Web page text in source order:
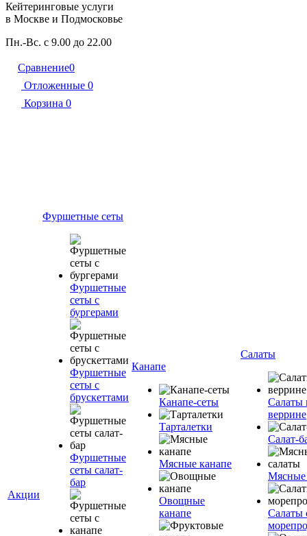
Кейтеринговые услуги
в Москве и Подмосковье
Пн.-Вс. с 9.00 до 22.00
Сравнение0
Отложенные 0
Корзина 0
Акции
Фуршетные сеты
Фуршетные
сеты с
бургерами
Фуршетные
сеты с
брускеттами
Фуршетные
сеты салат-
бар
Канапе
Канапе-сеты
Тарталетки
Мясные канапе
Овощные
канапе
Салаты
Салаты
веррине
Салат-
Мясные
Салаты